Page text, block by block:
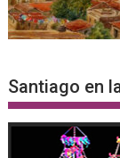
Santiago en